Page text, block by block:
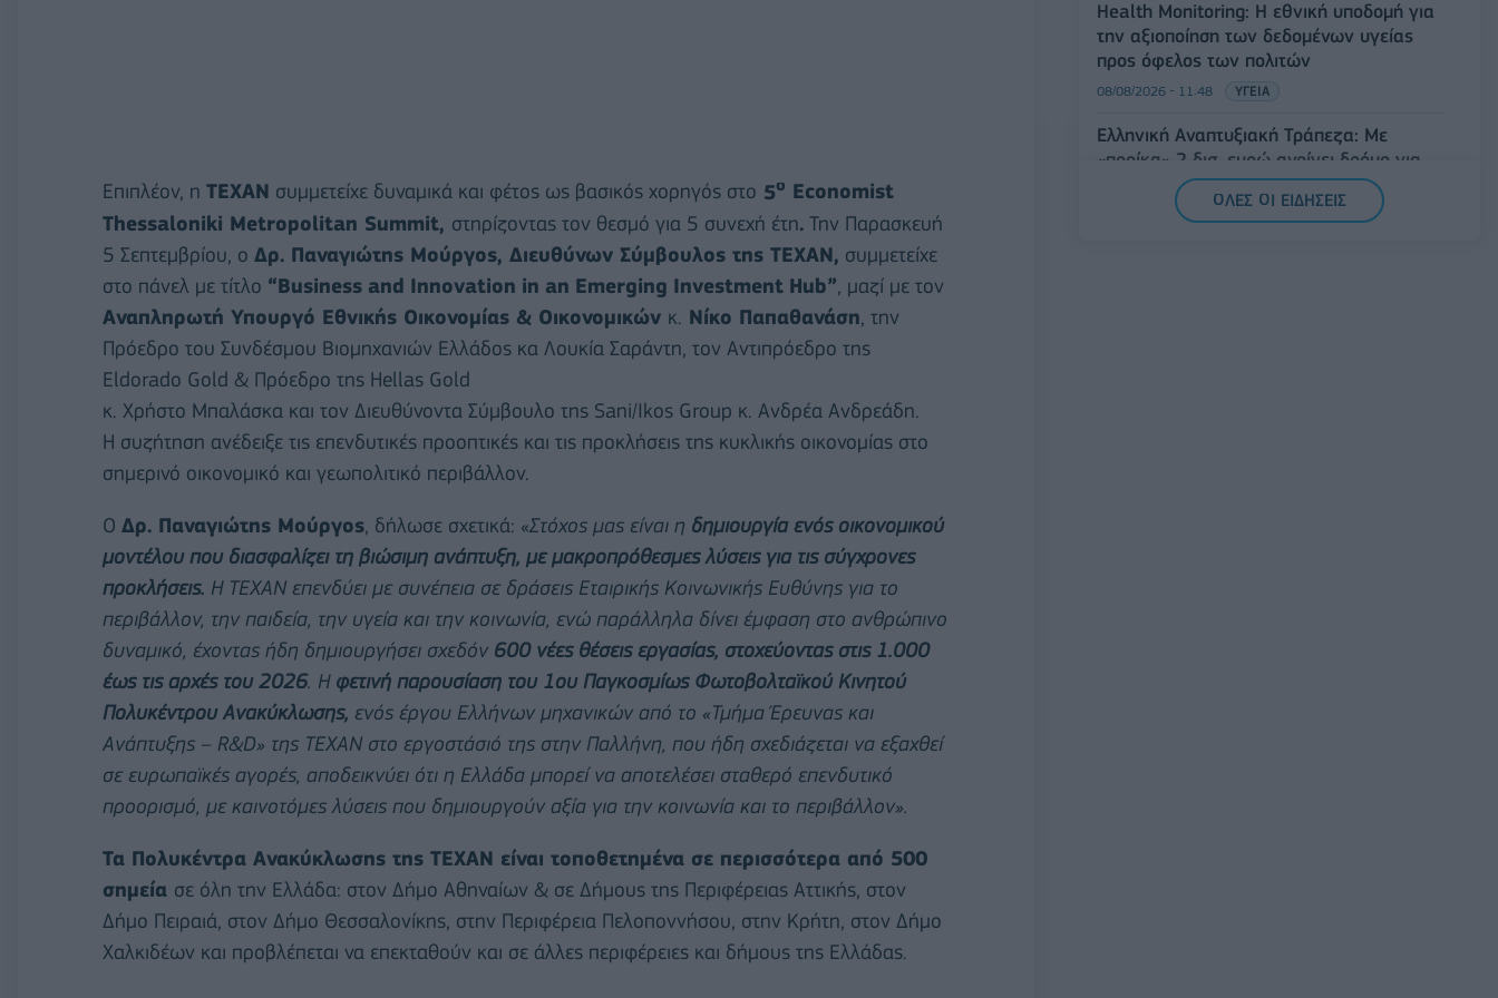
Επιπλέον, η ΤΕΧΑΝ συμμετείχε δυναμικά και φέτος ως βασικός χορηγός στο 5ο Economist
Thessaloniki Metropolitan Summit, στηρίζοντας τον θεσμό για 5 συνεχή έτη. Την Παρασκευή
5 Σεπτεμβρίου, ο Δρ. Παναγιώτης Μούργος, Διευθύνων Σύμβουλος της ΤΕΧΑΝ, συμμετείχε
στο πάνελ με τίτλο “Business and Innovation in an Emerging Investment Hub” , μαζί με τον
Αναπληρωτή Υπουργό Εθνικής Οικονομίας & Οικονομικών κ. Νίκο Παπαθανάση , την
Πρόεδρο του Συνδέσμου Βιομηχανιών Ελλάδος κα Λουκία Σαράντη, τον Αντιπρόεδρο της
Eldorado Gold & Πρόεδρο της Hellas Gold
κ. Χρήστο Μπαλάσκα και τον Διευθύνοντα Σύμβουλο της Sani/Ikos Group κ. Ανδρέα Ανδρεάδη.
Η συζήτηση ανέδειξε τις επενδυτικές προοπτικές και τις προκλήσεις της κυκλικής οικονομίας στο
σημερινό οικονομικό και γεωπολιτικό περιβάλλον.
Ο Δρ. Παναγιώτης Μούργος , δήλωσε σχετικά: «Στόχος μας είναι η δημιουργία ενός οικονομικού
μοντέλου που διασφαλίζει τη βιώσιμη ανάπτυξη, με μακροπρόθεσμες λύσεις για τις σύγχρονες
προκλήσεις. Η ΤΕΧΑΝ επενδύει με συνέπεια σε δράσεις Εταιρικής Κοινωνικής Ευθύνης για το
περιβάλλον, την παιδεία, την υγεία και την κοινωνία, ενώ παράλληλα δίνει έμφαση στο ανθρώπινο
δυναμικό, έχοντας ήδη δημιουργήσει σχεδόν 600 νέες θέσεις εργασίας, στοχεύοντας στις 1.000
έως τις αρχές του 2026. Η φετινή παρουσίαση του 1ου Παγκοσμίως Φωτοβολταϊκού Κινητού
Πολυκέντρου Ανακύκλωσης, ενός έργου Ελλήνων μηχανικών από το «Τμήμα Έρευνας και
Ανάπτυξης – R&D» της ΤΕΧΑΝ στο εργοστάσιό της στην Παλλήνη, που ήδη σχεδιάζεται να εξαχθεί
σε ευρωπαϊκές αγορές, αποδεικνύει ότι η Ελλάδα μπορεί να αποτελέσει σταθερό επενδυτικό
προορισμό, με καινοτόμες λύσεις που δημιουργούν αξία για την κοινωνία και το περιβάλλον».
Τα Πολυκέντρα Ανακύκλωσης της ΤΕΧΑΝ είναι τοποθετημένα σε περισσότερα από 500
σημεία σε όλη την Ελλάδα: στον Δήμο Αθηναίων & σε Δήμους της Περιφέρειας Αττικής, στον
Δήμο Πειραιά, στον Δήμο Θεσσαλονίκης, στην Περιφέρεια Πελοποννήσου, στην Κρήτη, στον Δήμο
Χαλκιδέων και προβλέπεται να επεκταθούν και σε άλλες περιφέρειες και δήμους της Ελλάδας.
Health Monitoring: Η εθνική υποδομή για
την αξιοποίηση των δεδομένων υγείας
προς όφελος των πολιτών
08/08/2026 - 11:48 ΥΓΕΙΑ
Ελληνική Αναπτυξιακή Τράπεζα: Με
«προίκα» 2 δισ. ευρώ ανοίγει δρόμο για
δάνεια έως 5 δισ. σε μικρομεσαίες
08/08/2026 - 11:22
ΟΛΕΣ ΟΙ ΕΙΔΗΣΕΙΣ